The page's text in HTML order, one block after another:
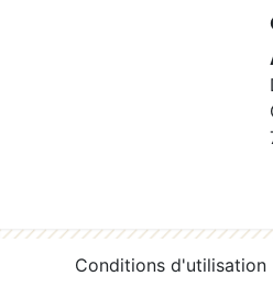
Conditions d'utilisation